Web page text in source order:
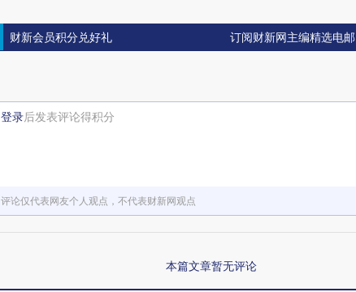
财新会员积分兑好礼 订阅财新网主编精选电邮
登录后发表评论得积分
评论仅代表网友个人观点，不代表财新网观点
本篇文章暂无评论